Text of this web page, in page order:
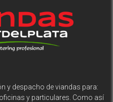
y despacho de viandas para:
y particulares. Como así